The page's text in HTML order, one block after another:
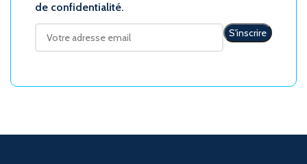
de confidentialité.